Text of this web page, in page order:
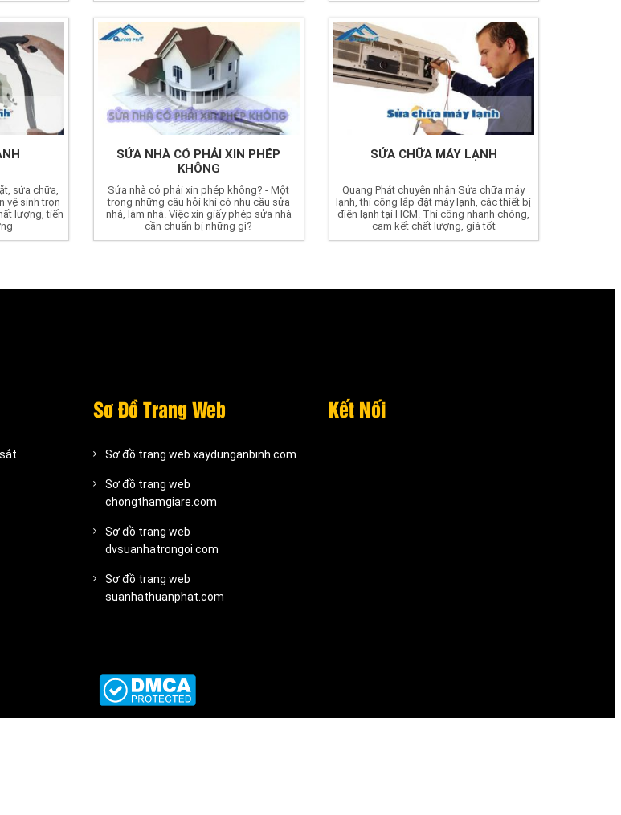
sửa chữa,
vệ sinh trọn
lượng, tiến
SỬA NHÀ CÓ PHẢI XIN PHÉP
KHÔNG
Sửa nhà có phải xin phép không? - Một
trong những câu hỏi khi có nhu cầu sửa
nhà, làm nhà. Việc xin giấy phép sửa nhà
cần chuẩn bị những gì?
SỬA CHỮA MÁY LẠNH
Quang Phát chuyên nhận Sửa chữa máy
lạnh, thi công lắp đặt máy lạnh, các thiết bị
điện lạnh tại HCM. Thi công nhanh chóng,
cam kết chất lượng, giá tốt
Sơ Đồ Trang Web
Sơ đồ trang web xaydunganbinh.com
Sơ đồ trang web
chongthamgiare.com
Sơ đồ trang web
dvsuanhatrongoi.com
Sơ đồ trang web
suanhathuanphat.com
Kết Nối